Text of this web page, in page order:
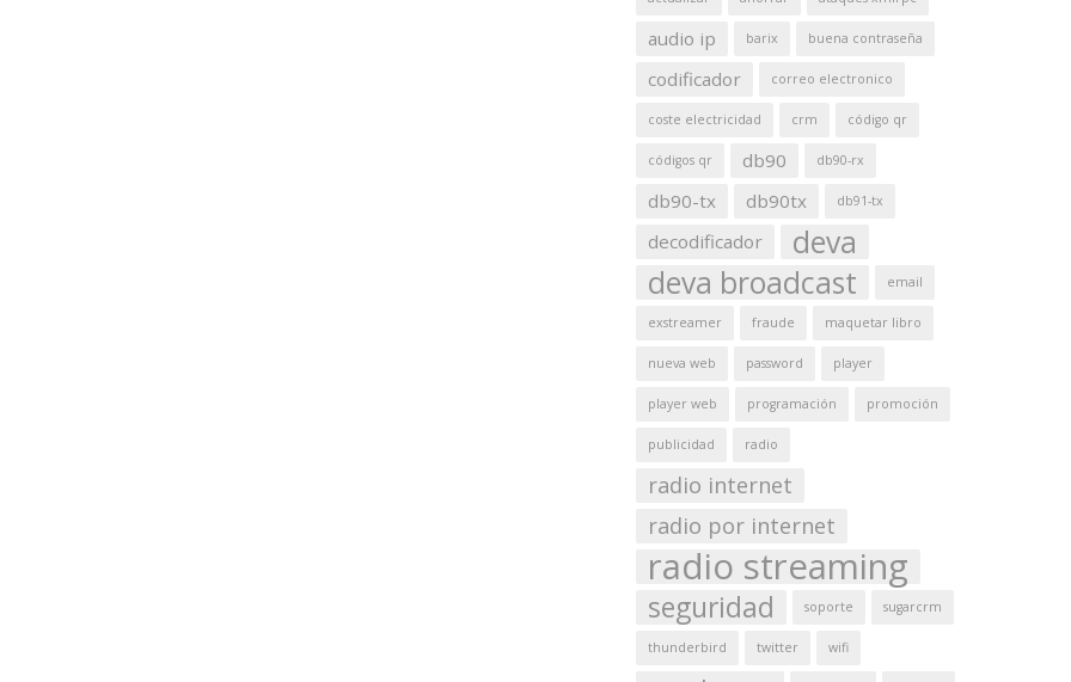
audio ip barix buena contraseña
codificador correo electronico
coste electricidad crm código qr
códigos qr db90 db90-rx
db90-tx db90tx db91-tx
decodificador
deva
deva broadcast
email
exstreamer fraude maquetar libro
nueva web password player
player web programación promoción
publicidad radio
radio internet
radio por internet
radio streaming
seguridad soporte sugarcrm
thunderbird twitter wifi